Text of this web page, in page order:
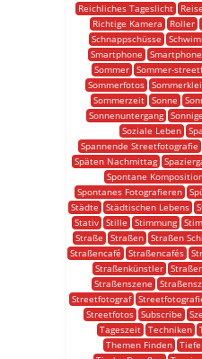
Reichliches Tageslicht
Richtige Kamera
Roller
Schnappschüsse
Smartphone
Sommer
Sommer-
Sommerfotos
Sommerzeit
Sonne
Sonnenuntergang
Soziale Leben
Spannende Streetfotografie
Späten Nachmittag
Spontane
Spontanes Fotografieren
Städte
Städtischen Lebens
Stativ Stille Stimmung
Straße
Straßen Straßen
Straßencafé
Straßencafés
Straßenkünstler
Straßenszene
Streetfotograf
Streetfotos Subscribe
Tageszeit
Techniken
Themen Finden
Tiefe